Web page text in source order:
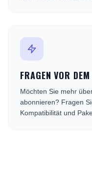
FRAGEN VOR
Möchten Sie mehr
abonnieren? Fragen
Kompatibilität und